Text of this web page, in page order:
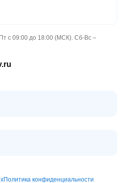
с 09:00 до 18:00 (МСК). Сб-Вс –
Политика конфиденциальности